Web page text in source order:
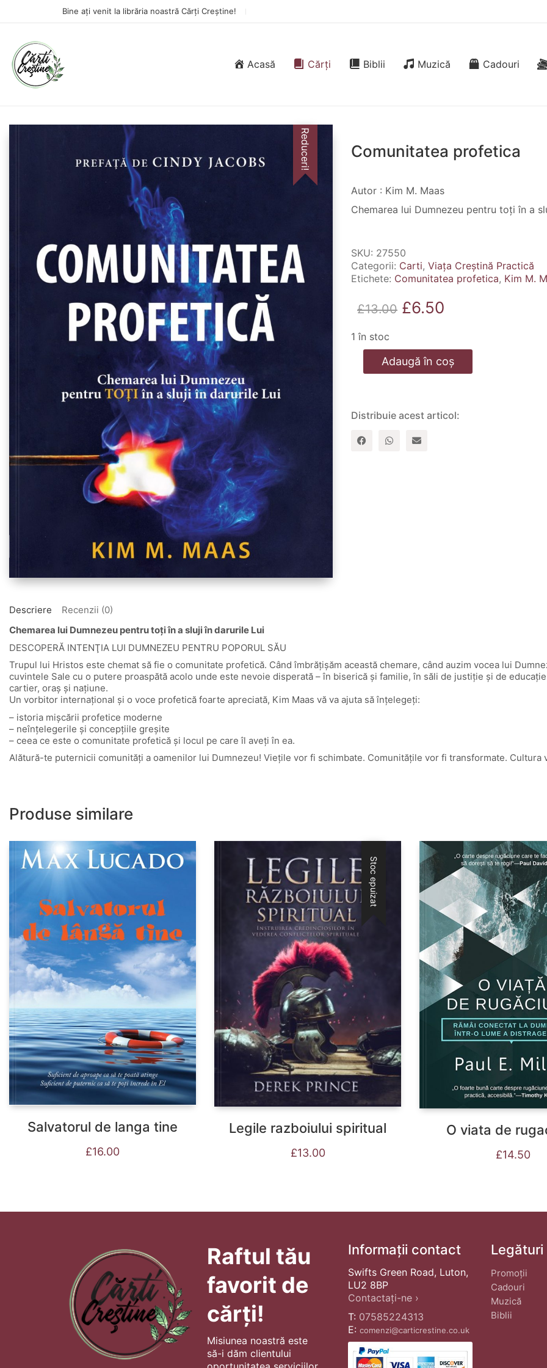
Bine ați venit la librăria noastră Cărți Creștine!
Acasă Cărți Biblii Muzică Cadouri
Reduceri! Comunitatea profetica
Autor : Kim M. Maas
Chemarea lui Dumnezeu pentru toți în a
SKU: 27550
Categorii: Carti, Viața Creștină Practică
Etichete: Comunitatea profetica, Kim M.
£13.00 Prețul
a
fost:
£6.50
este:
£6.50.
1 în stoc
Cantitate
Comunitatea
profetica
Adaugă în coș
Distribuie acest articol:
Descriere
Recenzii (0)
Chemarea lui Dumnezeu pentru toți în a sluji în darurile Lui
DESCOPERĂ INTENŢIA LUI DUMNEZEU PENTRU POPORUL SĂU
Trupul lui Hristos este chemat să fie o comunitate profetică. Când îmbrăţişăm această chemare, când auzim vocea lui
cuvintele Sale cu o putere proaspătă acolo unde este nevoie disperată – în biserică şi familie, în săli de justiţie şi de
cartier, oraş şi naţiune.
Un vorbitor internaţional şi o voce profetică foarte apreciată, Kim Maas vă va ajuta să înţelegeţi:
– istoria mişcării profetice moderne
– neînţelegerile şi concepţiile greşite
– ceea ce este o comunitate profetică şi locul pe care îl aveţi în ea.
Alătură-te puternicii comunităţi a oamenilor lui Dumnezeu! Vieţile vor fi schimbate. Comunităţile vor fi transformate. Cultura
Produse similare
Salvatorul de langa tine
£16.00
Stoc epuizat
Legile razboiului spiritual
£13.00
O viata de
£14.50
Raftul tău
favorit de
cărți!
Misiunea noastră este
să-i dăm clientului
Informații contact
Swifts Green Road, Luton,
LU2 8BP
Contactați-ne ›
T: 07585224313
E: comenzi@carticrestine.co.uk
Promoții
Cadouri
Muzică
Biblii